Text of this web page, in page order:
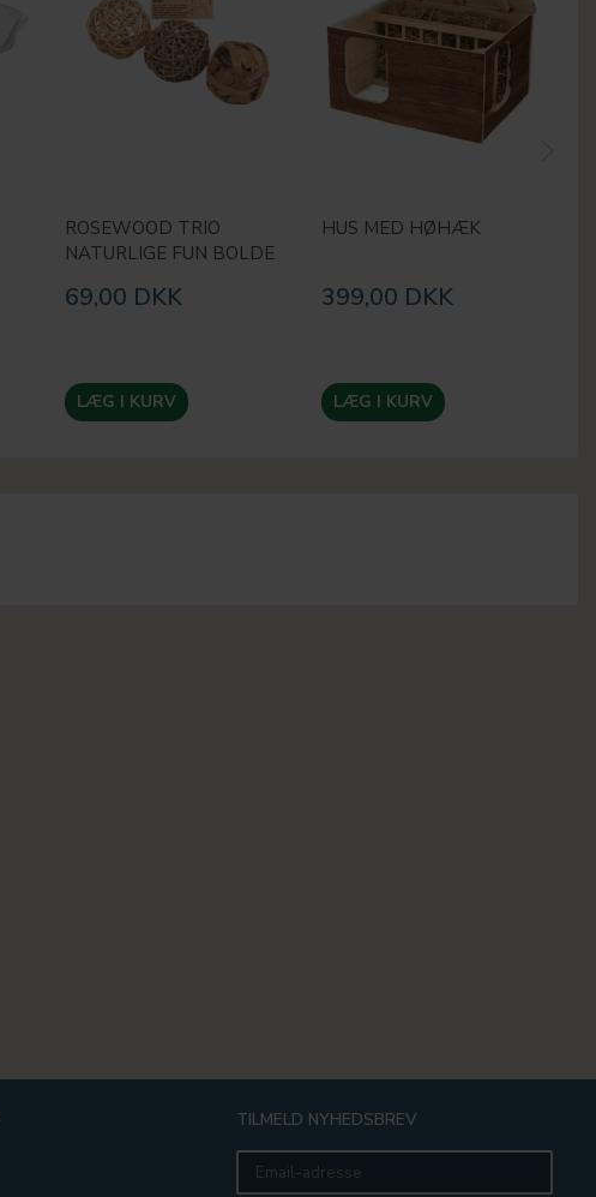
ROSEWOOD TRIO
NATURLIGE FUN BOLDE
69,00 DKK
LÆG I KURV
HUS MED HØHÆK
399,00 DKK
LÆG I KURV
TILMELD NYHEDSBREV
Email-
adresse